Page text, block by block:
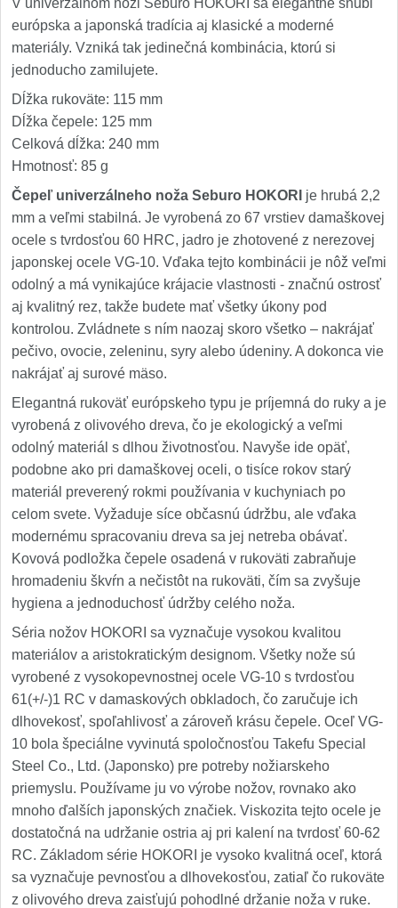
V univerzálnom noži Seburo HOKORI sa elegantne snúbi
európska a japonská tradícia aj klasické a moderné
materiály. Vzniká tak jedinečná kombinácia, ktorú si
jednoducho zamilujete.
Dĺžka rukoväte: 115 mm
Dĺžka čepele: 125 mm
Celková dĺžka: 240 mm
Hmotnosť: 85 g
Čepeľ univerzálneho noža Seburo HOKORI je hrubá 2,2
mm a veľmi stabilná. Je vyrobená zo 67 vrstiev damaškovej
ocele s tvrdosťou 60 HRC, jadro je zhotovené z nerezovej
japonskej ocele VG-10. Vďaka tejto kombinácii je nôž veľmi
odolný a má vynikajúce krájacie vlastnosti - značnú ostrosť
aj kvalitný rez, takže budete mať všetky úkony pod
kontrolou. Zvládnete s ním naozaj skoro všetko – nakrájať
pečivo, ovocie, zeleninu, syry alebo údeniny. A dokonca vie
nakrájať aj surové mäso.
Elegantná rukoväť európskeho typu je príjemná do ruky a je
vyrobená z olivového dreva, čo je ekologický a veľmi
odolný materiál s dlhou životnosťou. Navyše ide opäť,
podobne ako pri damaškovej oceli, o tisíce rokov starý
materiál preverený rokmi používania v kuchyniach po
celom svete. Vyžaduje síce občasnú údržbu, ale vďaka
modernému spracovaniu dreva sa jej netreba obávať.
Kovová podložka čepele osadená v rukoväti zabraňuje
hromadeniu škvŕn a nečistôt na rukoväti, čím sa zvyšuje
hygiena a jednoduchosť údržby celého noža.
Séria nožov HOKORI sa vyznačuje vysokou kvalitou
materiálov a aristokratickým designom. Všetky nože sú
vyrobené z vysokopevnostnej ocele VG-10 s tvrdosťou
61(+/-)1 RC v damaskových obkladoch, čo zaručuje ich
dlhovekosť, spoľahlivosť a zároveň krásu čepele. Oceľ VG-
10 bola špeciálne vyvinutá spoločnosťou Takefu Special
Steel Co., Ltd. (Japonsko) pre potreby nožiarskeho
priemyslu. Používame ju vo výrobe nožov, rovnako ako
mnoho ďalších japonských značiek. Viskozita tejto ocele je
dostatočná na udržanie ostria aj pri kalení na tvrdosť 60-62
RC. Základom série HOKORI je vysoko kvalitná oceľ, ktorá
sa vyznačuje pevnosťou a dlhovekosťou, zatiaľ čo rukoväte
z olivového dreva zaisťujú pohodlné držanie noža v ruke.